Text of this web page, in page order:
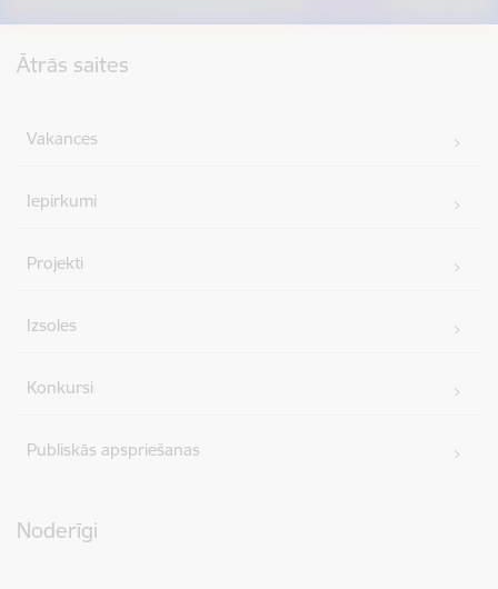
Ātrās saites
Vakances
Iepirkumi
Projekti
Izsoles
Konkursi
Publiskās apspriešanas
Noderīgi